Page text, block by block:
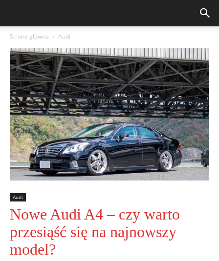
Strona główna Audi
Audi
Nowe Audi A4 – czy warto
przesiąść się na najnowszy
model?